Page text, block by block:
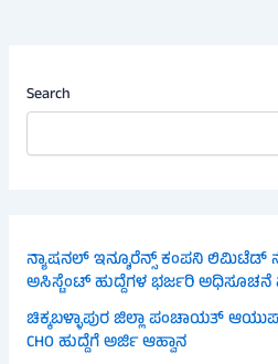
Search
ನ್ಯಾಷನಲ್ ಇನ್ಶೂರೆನ್ಸ್ ಕಂಪನಿ ಲಿಮಿಟೆಡ್
ಅಸಿಸ್ಟೆಂಟ್ ಹುದ್ದೆಗಳ ಭರ್ಜರಿ ಅಧಿಸೂಚನೆ
ಚಿಕ್ಕಬಳ್ಳಾಪುರ ಜಿಲ್ಲಾ ಪಂಚಾಯತ್
CHO ಹುದ್ದೆಗೆ ಅರ್ಜಿ ಆಹ್ವಾನ